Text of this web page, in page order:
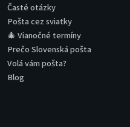
Časté otázky
Pošta cez sviatky
🎄 Vianočné termíny
Prečo Slovenská pošta
Volá vám pošta?
Blog